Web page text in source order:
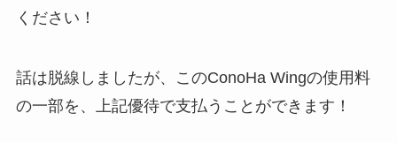
ください！
話は脱線しましたが、このConoHa Wingの使用料
の一部を、上記優待で支払うことができます！